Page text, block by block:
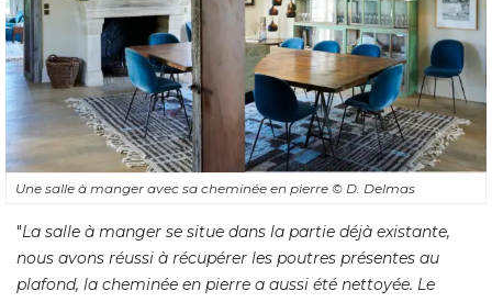
Une salle à manger avec sa cheminée en pierre © D. Delmas
"La salle à manger se situe dans la partie déjà existante,
nous avons réussi à récupérer les poutres présentes au
plafond, la cheminée en pierre a aussi été nettoyée. Le